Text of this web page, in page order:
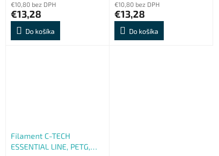
€10,80 bez DPH
€13,28
Do košíka
€10,80 bez DPH
€13,28
Do košíka
Filament C-TECH
ESSENTIAL LINE, PETG,